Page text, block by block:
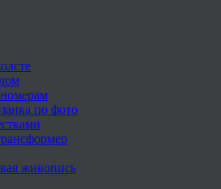
по фото
живопись